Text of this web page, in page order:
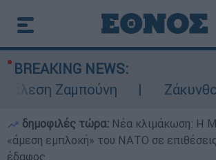
BREAKING NEWS:
Ζαμπούνη
δημοφιλές τώρα: Νέα κλιμάκωση: Η
«άμεση εμπλοκή» του ΝΑΤΟ σε
έδαφος